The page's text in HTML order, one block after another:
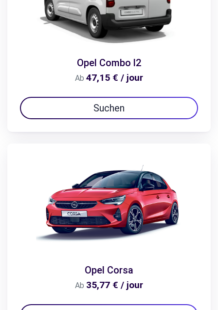
Opel Combo l2
Ab 47,15 € / jour
Suchen
Opel Corsa
Ab 35,77 € / jour